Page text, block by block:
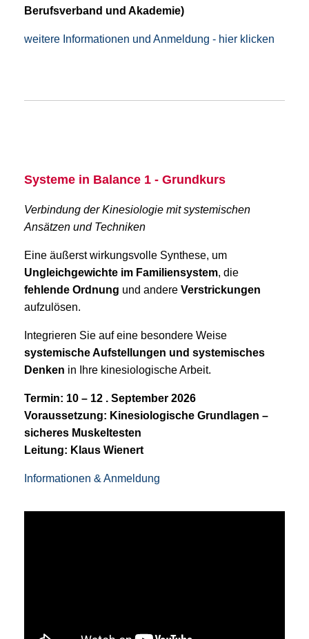
Berufsverband und Akademie)
weitere Informationen und Anmeldung - hier klicken
Systeme in Balance 1 - Grundkurs
Verbindung der Kinesiologie mit systemischen
Ansätzen und Techniken
Eine äußerst wirkungsvolle Synthese, um
Ungleichgewichte im Familiensystem, die
fehlende Ordnung und andere Verstrickungen
aufzulösen.
Integrieren Sie auf eine besondere Weise
systemische Aufstellungen und systemisches
Denken in Ihre kinesiologische Arbeit.
Termin: 10 – 12 . September 2026
Voraussetzung: Kinesiologische Grundlagen –
sicheres Muskeltesten
Leitung: Klaus Wienert
Informationen & Anmeldung